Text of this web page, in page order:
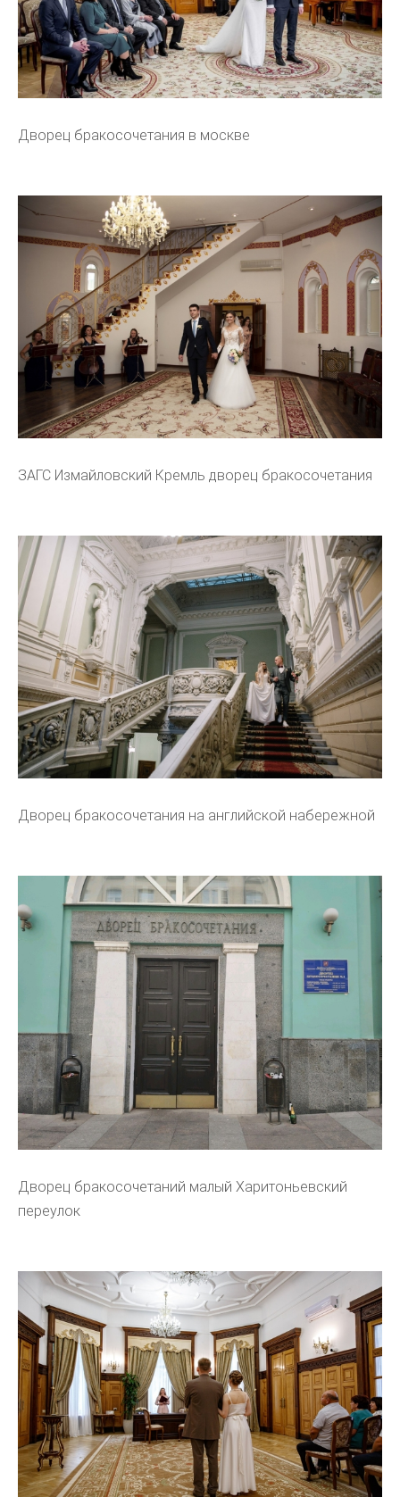
Дворец бракосочетания в москве
ЗАГС Измайловский Кремль дворец бракосочетания
Дворец бракосочетания на английской набережной
Дворец бракосочетаний малый Харитоньевский
переулок